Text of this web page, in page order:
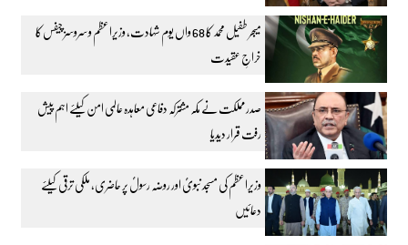
میجر طفیل محمد کا 68 واں یوم شہادت، وزیراعظم و سروسز چیفس کا
خراجِ عقیدت
صدر مملکت نے مکہ مشترکہ دفاعی معاہدہ عالمی امن کیلئے اہم پیش
رفت قرار دیدیا
وزیراعظم کی مسجد نبویؐ اور روضہ رسولؐ پر حاضری، ملکی ترقی کیلئے
دعائیں